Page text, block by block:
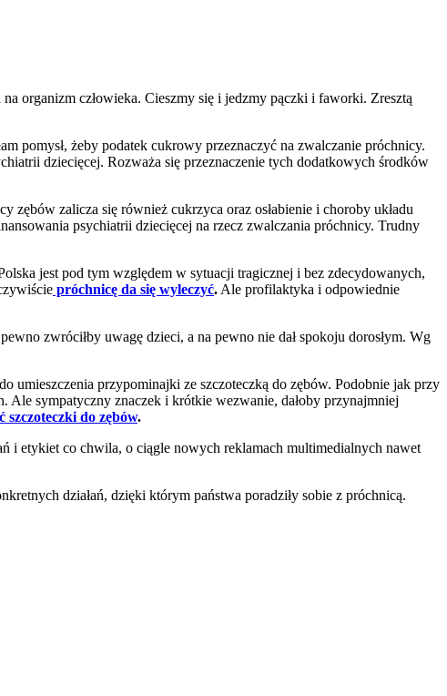
organizm człowieka. Cieszmy się i jedzmy pączki i faworki. Zresztą
pomysł, żeby podatek cukrowy przeznaczyć na zwalczanie próchnicy.
dziecięcej. Rozważa się przeznaczenie tych dodatkowych środków
zalicza się również cukrzyca oraz osłabienie i choroby układu
psychiatrii dziecięcej na rzecz zwalczania próchnicy. Trudny
jest pod tym względem w sytuacji tragicznej i bez zdecydowanych,
próchnicę da się wyleczyć. Ale profilaktyka i odpowiednie
zwróciłby uwagę dzieci, a na pewno nie dał spokoju dorosłym. Wg
przypominajki ze szczoteczką do zębów. Podobnie jak przy
sympatyczny znaczek i krótkie wezwanie, dałoby przynajmniej
szczoteczki do zębów.
etykiet co chwila, o ciągle nowych reklamach multimedialnych nawet
działań, dzięki którym państwa poradziły sobie z próchnicą.